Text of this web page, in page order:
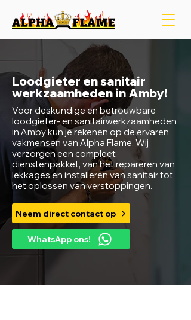
Loodgieter en sanitair
werkzaamheden in Amby!
Voor deskundige en betrouwbare
loodgieter- en sanitairwerkzaamheden
in Amby kun je rekenen op de ervaren
vakmensen van Alpha Flame. Wij
verzorgen een compleet
dienstenpakket, van het repareren van
lekkages en installeren van sanitair tot
het oplossen van verstoppingen.
Neem direct contact op
WhatsApp ons!